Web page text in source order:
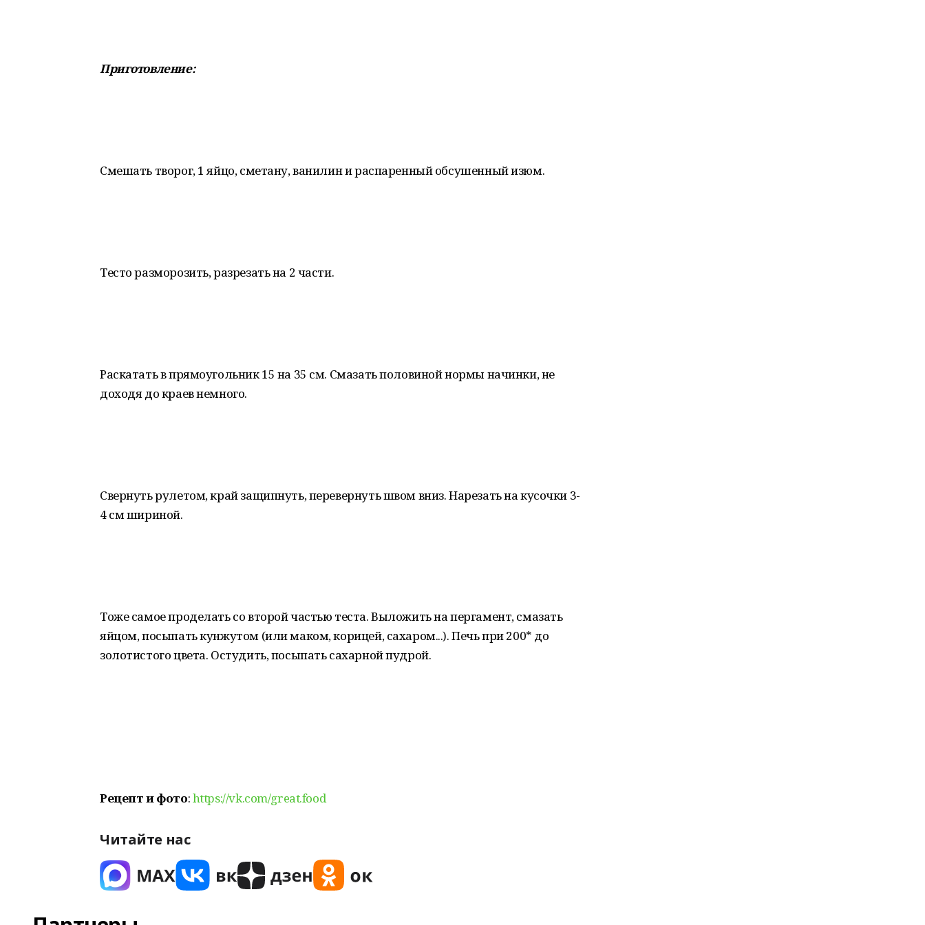
Приготовление:
Смешать творог, 1 яйцо, сметану, ванилин и распаренный обсушенный изюм.
Тесто разморозить, разрезать на 2 части.
Раскатать в прямоугольник 15 на 35 см. Смазать половиной нормы начинки, не
доходя до краев немного.
Свернуть рулетом, край защипнуть, перевернуть швом вниз. Нарезать на кусочки 3-
4 см шириной.
Тоже самое проделать со второй частью теста. Выложить на пергамент, смазать
яйцом, посыпать кунжутом (или маком, корицей, сахаром...). Печь при 200* до
золотистого цвета. Остудить, посыпать сахарной пудрой.
Рецепт и фото:https://vk.com/great.food
Читайте нас